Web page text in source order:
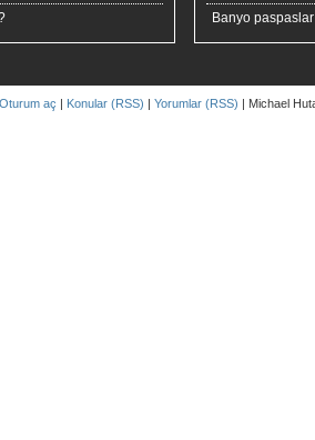
Banyo
Oturum aç | Konular (RSS) | Yorumlar (RSS) | Michael